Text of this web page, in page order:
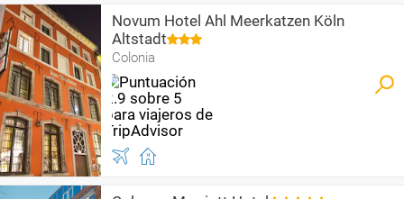
Novum Hotel Ahl Meerkatzen Köln
Altstadt
Colonia